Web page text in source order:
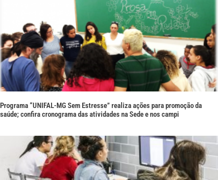
Programa “UNIFAL-MG Sem Estresse” realiza ações para promoção da
saúde; confira cronograma das atividades na Sede e nos campi